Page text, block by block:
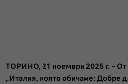
ТОРИНО, 21 ноември 2025 г. – От
„Италия, която обичаме: Добре